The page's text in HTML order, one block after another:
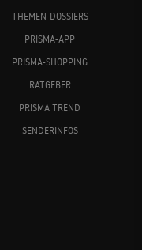
THEMEN-DOSSIERS
PRISMA-APP
PRISMA-SHOPPING
RATGEBER
PRISMA TREND
SENDERINFOS